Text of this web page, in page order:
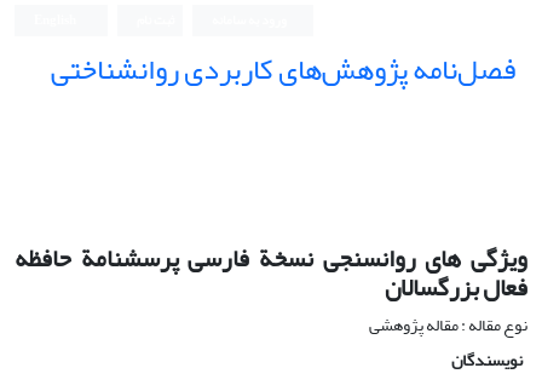
فصل‌نامه پژوهش‌های کاربردی روانشناختی
ویژگی های روانسنجی نسخة فارسی پرسشنامة حافظه
فعال بزرگسالان
نوع مقاله : مقاله پژوهشی
نویسندگان